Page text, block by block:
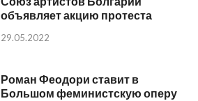
объявляет акцию протеста
29.05.2022
Роман Феодори ставит в
Большом феминистскую оперу